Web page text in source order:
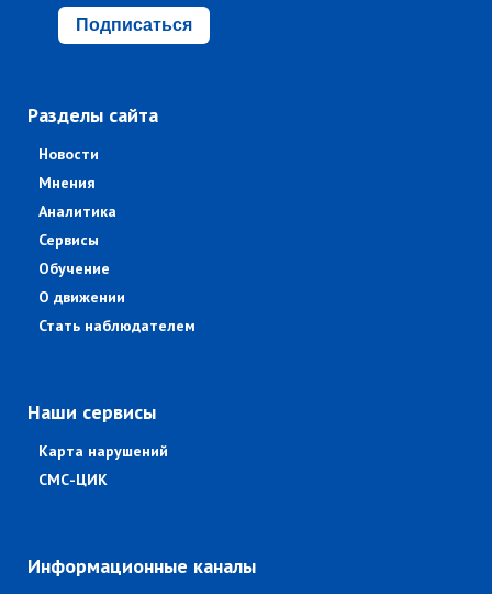
Подписаться
Разделы сайта
Новости
Мнения
Аналитика
Сервисы
Обучение
О движении
Стать наблюдателем
Наши сервисы
Карта нарушений
СМС-ЦИК
Информационные каналы